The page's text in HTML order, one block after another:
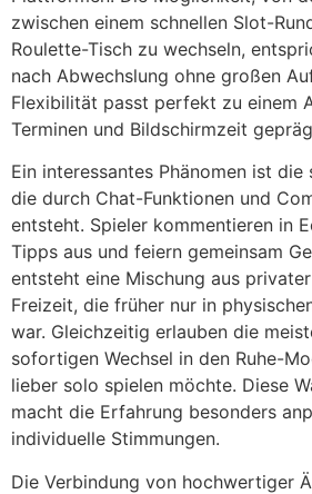
zwischen einem schnellen Slot-
Roulette-Tisch zu wechseln,
nach Abwechslung ohne großen
Flexibilität passt perfekt zu einem
Terminen und Bildschirmzeit
Ein interessantes Phänomen ist die
die durch Chat-Funktionen und
entsteht. Spieler kommentieren in
Tipps aus und feiern gemeinsam
entsteht eine Mischung aus
Freizeit, die früher nur in
war. Gleichzeitig erlauben die
sofortigen Wechsel in den Ruhe-
lieber solo spielen möchte. Diese
macht die Erfahrung besonders
individuelle Stimmungen.
Die Verbindung von hochwertiger